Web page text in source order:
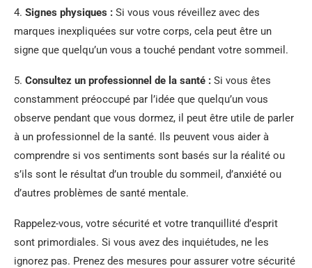
4. Signes physiques : Si vous vous réveillez avec des
marques inexpliquées sur votre corps, cela peut être un
signe que quelqu’un vous a touché pendant votre sommeil.
5. Consultez un professionnel de la santé : Si vous êtes
constamment préoccupé par l’idée que quelqu’un vous
observe pendant que vous dormez, il peut être utile de parler
à un professionnel de la santé. Ils peuvent vous aider à
comprendre si vos sentiments sont basés sur la réalité ou
s’ils sont le résultat d’un trouble du sommeil, d’anxiété ou
d’autres problèmes de santé mentale.
Rappelez-vous, votre sécurité et votre tranquillité d’esprit
sont primordiales. Si vous avez des inquiétudes, ne les
ignorez pas. Prenez des mesures pour assurer votre sécurité